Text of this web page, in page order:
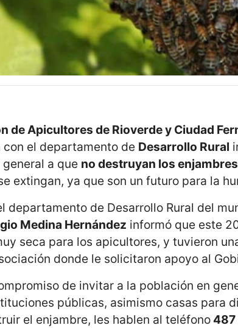
de Apicultores de Rioverde y Ciudad
el departamento de Desarrollo Rural
a que no destruyan los enjambres
extingan, ya que son un futuro para la
departamento de Desarrollo Rural del
Medina Hernández informó que este
seca para los apicultores, y tuvieron
donde le solicitaron apoyo al
de invitar a la población en
públicas, asimismo casas para
el enjambre, les hablen al teléfono 487